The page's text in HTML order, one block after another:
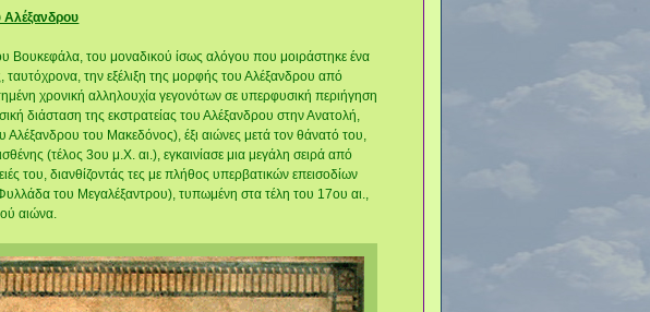
Βουκεφάλα, του μοναδικού ίσως αλόγου που μοιράστηκε ένα
την εξέλιξη της μορφής του Αλέξανδρου από
χρονική αλληλουχία γεγονότων σε υπερφυσική περιήγηση
διάσταση της εκστρατείας του Αλέξανδρου στην Ανατολή,
του Μακεδόνος), έξι αιώνες μετά τον θάνατό του,
(τέλος 3ου μ.Χ. αι.), εγκαινίασε μια μεγάλη σειρά από
του, διανθίζοντάς τες με πλήθος υπερβατικών επεισοδίων
του Μεγαλέξαντρου), τυπωμένη στα τέλη του 17ου αι.,
αιώνα.